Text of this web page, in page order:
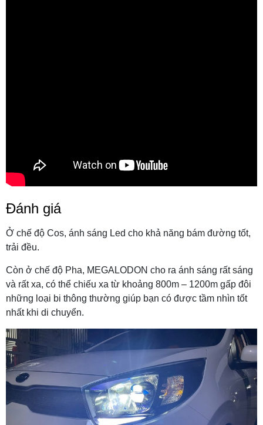
Đánh giá
Ở chế độ Cos, ánh sáng Led cho khả năng bám đường tốt,
trải đều.
Còn ở chế độ Pha, MEGALODON cho ra ánh sáng rất sáng
và rất xa, có thể chiếu xa từ khoảng 800m – 1200m gấp đôi
những loại bi thông thường giúp bạn có được tầm nhìn tốt
nhất khi di chuyển.